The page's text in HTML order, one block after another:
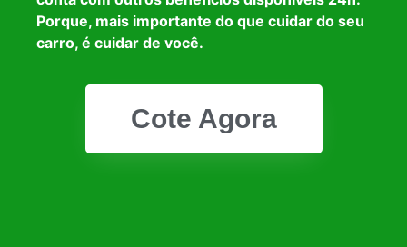
Porque, mais importante do que cuidar do seu
carro, é cuidar de você.
Cote Agora